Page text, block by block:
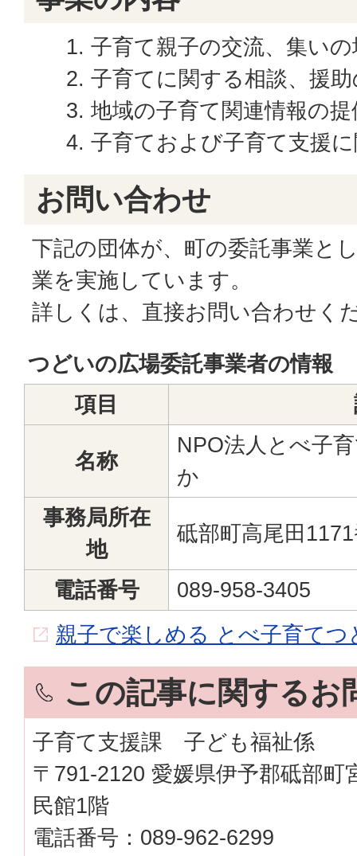
子育て親子の交流、集い
子育てに関する相談、援
地域の子育て関連情報の提
子育ておよび子育て支援
お問い合わせ
下記の団体が、町の委託事業と
業を実施しています。
詳しくは、直接お問い合わせく
つどいの広場委託事業者の情報
項目
名称
NPO法人とべ子
か
事務局所在
地
砥部町高尾田
電話番号
089-958-3405
親子で楽しめる とべ子育てつ
この記事に関するお
子育て支援課 子ども福祉係
〒791-2120 愛媛県伊予郡砥部
民館1階
電話番号：089-962-6299